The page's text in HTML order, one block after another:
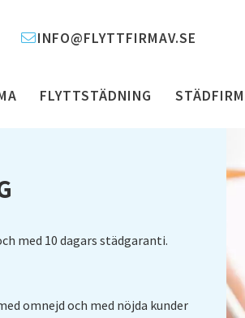
INFO@FLYTTFIRMAV.SE
FLYTTSTÄDNING
med 10 dagars städgaranti.
omnejd och med nöjda kunder